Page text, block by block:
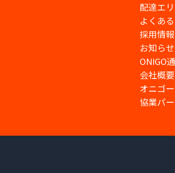
配達エ
よくあ
採用情報
お知らせ
ONIGO
会社概要
オニゴ
協業パ